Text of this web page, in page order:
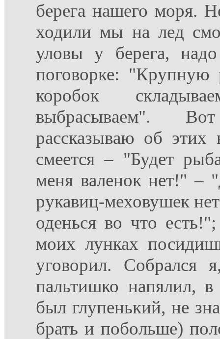
берега нашего моря.
ходили мы на лед
уловы у берега,
поговорке:
коробок
выбрасываем".
рассказываю об этих
смеется – "Будет
меня валенок нет!" –
рукавиц-меховушек
оденься во что
моих лунках
уговорил. Собрался
пальтишко напялил, в
был глупенький, не
брать и побольше)